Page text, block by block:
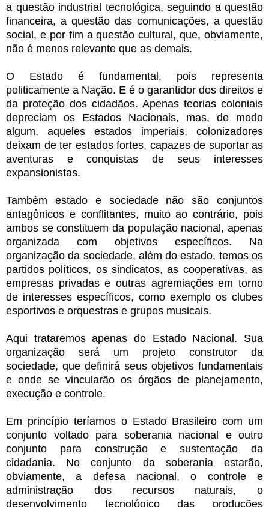
a questão industrial tecnológica, seguindo a questão
financeira, a questão das comunicações, a questão
social, e por fim a questão cultural, que, obviamente,
não é menos relevante que as demais.
O Estado é fundamental, pois representa
politicamente a Nação. E é o garantidor dos direitos e
da proteção dos cidadãos. Apenas teorias coloniais
depreciam os Estados Nacionais, mas, de modo
algum, aqueles estados imperiais, colonizadores
deixam de ter estados fortes, capazes de suportar as
aventuras e conquistas de seus interesses
expansionistas.
Também estado e sociedade não são conjuntos
antagônicos e conflitantes, muito ao contrário, pois
ambos se constituem da população nacional, apenas
organizada com objetivos específicos. Na
organização da sociedade, além do estado, temos os
partidos políticos, os sindicatos, as cooperativas, as
empresas privadas e outras agremiações em torno
de interesses específicos, como exemplo os clubes
esportivos e orquestras e grupos musicais.
Aqui trataremos apenas do Estado Nacional. Sua
organização será um projeto construtor da
sociedade, que definirá seus objetivos fundamentais
e onde se vincularão os órgãos de planejamento,
execução e controle.
Em princípio teríamos o Estado Brasileiro com um
conjunto voltado para soberania nacional e outro
conjunto para construção e sustentação da
cidadania. No conjunto da soberania estarão,
obviamente, a defesa nacional, o controle e
administração dos recursos naturais, o
desenvolvimento tecnológico das produções